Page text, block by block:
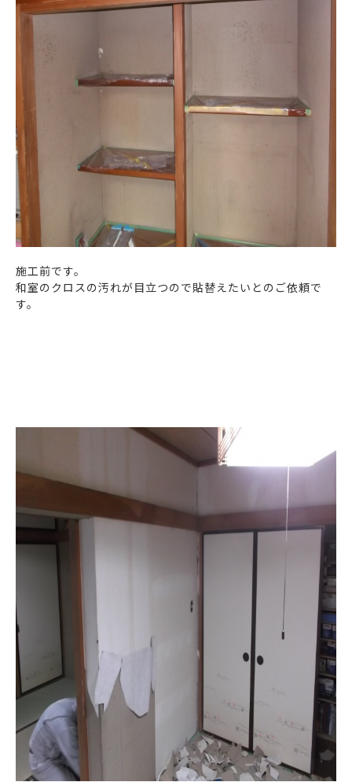
施工前です。
和室のクロスの汚れが目立つので貼替えたいとのご依頼で
す。